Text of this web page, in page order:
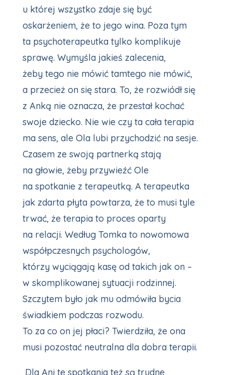
u której wszystko zdaje się być
oskarżeniem, że to jego wina. Poza tym
ta psychoterapeutka tylko komplikuje
sprawę. Wymyśla jakieś zalecenia,
żeby tego nie mówić tamtego nie mówić,
a przecież on się stara. To, że rozwiódł się
z Anką nie oznacza, że przestał kochać
swoje dziecko. Nie wie czy ta cała terapia
ma sens, ale Ola lubi przychodzić na sesje.
Czasem ze swoją partnerką stają
na głowie, żeby przywieźć Ole
na spotkanie z terapeutką. A terapeutka
jak zdarta płyta powtarza, że to musi tyle
trwać, że terapia to proces oparty
na relacji. Według Tomka to nowomowa
współpczesnych psychologów,
którzy wyciągają kasę od takich jak on –
w skomplikowanej sytuacji rodzinnej.
Szczytem było jak mu odmówiła bycia
świadkiem podczas rozwodu.
To za co on jej płaci? Twierdziła, że ona
musi pozostać neutralna dla dobra terapii.
Dla Ani te spotkania też są trudne,